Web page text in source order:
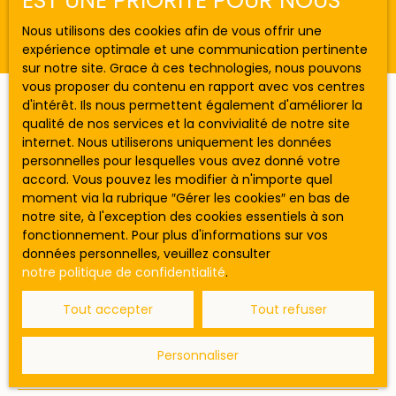
Budget max (€)
Surface min (m²)
Rechercher
Ne manquez plus aucun bien
correspondant à votre recherche !
Prénom Nom
Email
Vente
Type d'offre
Stationnement
Type de bien
Localisation
Nous utilisons des cookies afin de vous offrir une
expérience optimale et une communication pertinente
sur notre site. Grace à ces technologies, nous pouvons
vous proposer du contenu en rapport avec vos centres
d'intérêt. Ils nous permettent également d'améliorer la
qualité de nos services et la convivialité de notre site
internet. Nous utiliserons uniquement les données
personnelles pour lesquelles vous avez donné votre
accord. Vous pouvez les modifier à n'importe quel
moment via la rubrique ″Gérer les cookies″ en bas de
notre site, à l'exception des cookies essentiels à son
fonctionnement. Pour plus d'informations sur vos
données personnelles, veuillez consulter
notre politique de confidentialité.
Tout accepter Tout refuser
Personnaliser